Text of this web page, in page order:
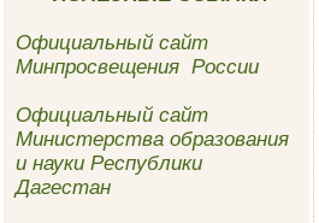
Официальный сайт
Минпросвещения России
Официальный сайт
Министерства образования
и науки Республики
Дагестан